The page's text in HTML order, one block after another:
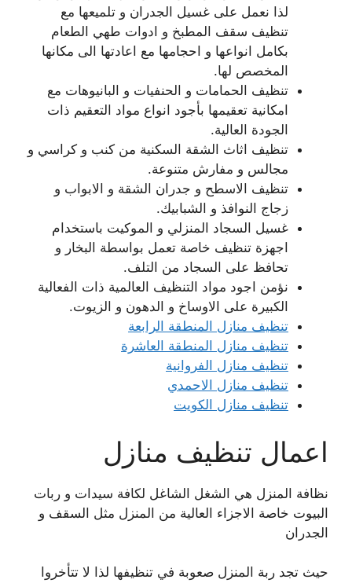
لذا نعمل على غسيل الجدران و تلميعها مع
تنظيف سقف المطبخ و ادوات طهي الطعام
بكامل انواعها و احجامها مع اعادتها الى مكانها
المخصص لها.
تنظيف الحمامات و الحنفيات و البانيوهات مع
امكانية تعقيمها بأجود انواع مواد التعقيم ذات
الجودة العالية.
تنظيف اثاث الشقة السكنية من كنب و كراسي و
مجالس و مفارش متنوعة.
تنظيف الاسطح و جدران الشقة و الابواب و
زجاج النوافذ و الشبابيك.
غسيل السجاد المنزلي و الموكيت باستخدام
اجهزة تنظيف خاصة تعمل بواسطة البخار و
تحافظ على السجاد من التلف.
نؤمن اجود مواد التنظيف العالمية ذات الفعالية
الكبيرة على الاوساخ و الدهون و الزيوت.
تنظيف منازل المنطقة الرابعة
تنظيف منازل المنطقة العاشرة
تنظيف منازل الفروانية
تنظيف منازل الاحمدي
تنظيف منازل الكويت
اعمال تنظيف منازل
نظافة المنزل هي الشغل الشاغل لكافة سيدات و ربات
البيوت خاصة الاجزاء العالية من المنزل مثل السقف و
الجدران
حيث تجد ربة المنزل صعوبة في تنظيفها لذا لا تتأخروا